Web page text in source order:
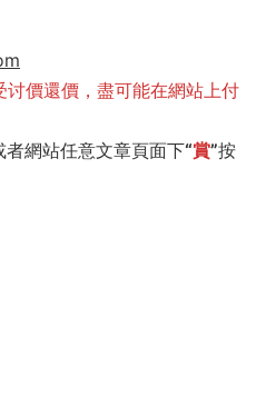
價還價，盡可能在網站上付
網站任意文章頁面下“賞”按